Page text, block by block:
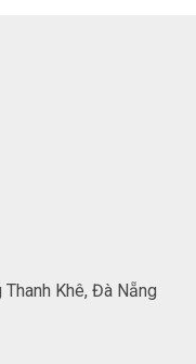
Khê, Đà Nẵng